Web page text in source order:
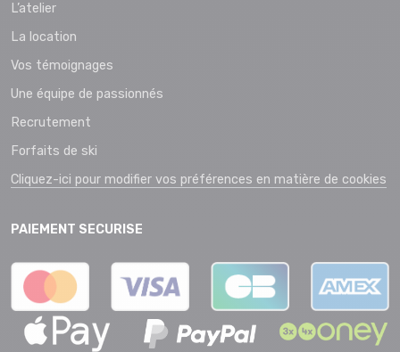
L’atelier
La location
Vos témoignages
Une équipe de passionnés
Recrutement
Forfaits de ski
Cliquez-ici pour modifier vos préférences en matière de cookies
PAIEMENT SECURISE